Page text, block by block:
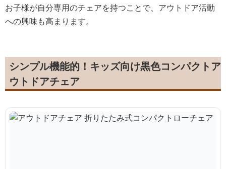
お子様が自分専用のチェアを持つことで、アウトドア活動
への興味も高まります。
シンプル機能的！キッズ向け黒色コンパクトア
ウトドアチェア